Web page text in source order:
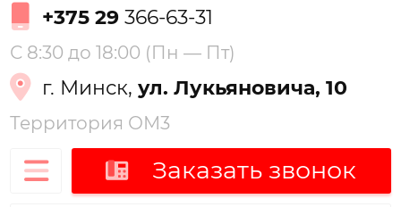
+375 29 366-63-31
С 8:30 до 18:00 (Пн — Пт)
г. Минск,ул. Лукьяновича, 10
Территория ОМ3
Заказать звонок